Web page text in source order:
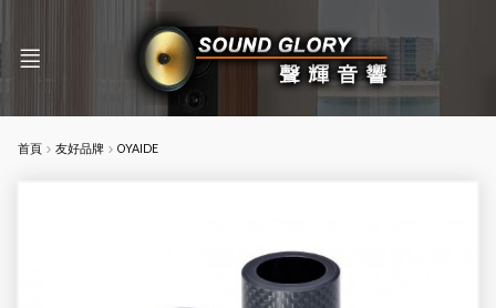
首頁 友好品牌 OYAIDE